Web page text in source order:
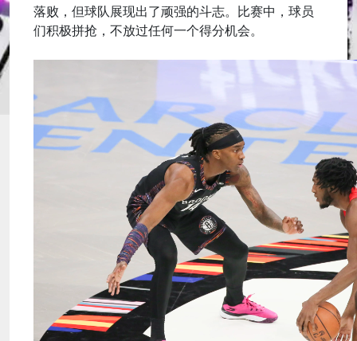
落败，但球队展现出了顽强的斗志。比赛中，球员
们积极拼抢，不放过任何一个得分机会。